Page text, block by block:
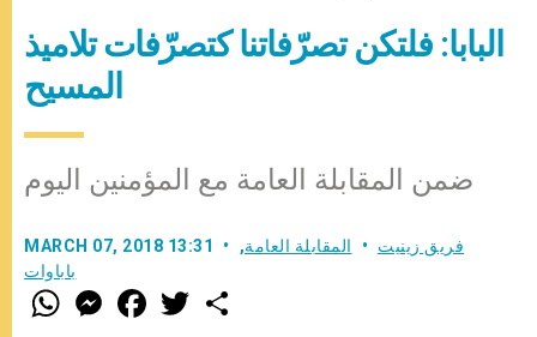
البابا: فلتكن تصرّفاتنا كتصرّفات تلاميذ
المسيح
ضمن المقابلة العامة مع المؤمنين اليوم
MARCH 07, 2018 13:31 فريق زينيت المقابلة العامة,
باباوات
W
h
M
e
F
a
T
w